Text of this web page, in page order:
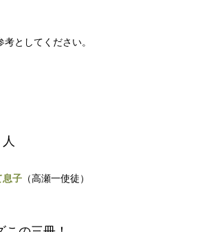
としてください。
息子 （高瀬一使徒）